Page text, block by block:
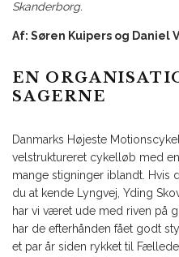
Skanderborg.
Af: Søren Kuipers og Daniel
EN
SAGERNE
Danmarks Højeste
velstruktureret cykelløb med
mange stigninger iblandt. Hvis
du at kende Lyngvej, Yding
har vi været ude med riven på
har de efterhånden fået godt
et par år siden rykket til